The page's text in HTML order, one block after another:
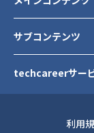
サブコンテンツ
techcareerサー
利用